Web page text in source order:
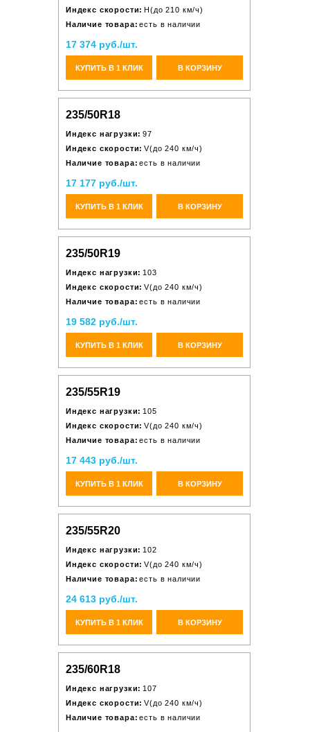
Индекс скорости: H(до 210 км/ч)
Наличие товара: есть в наличии
17 374 руб./шт.
КУПИТЬ В 1 КЛИК В КОРЗИНУ
235/50R18
Индекс нагрузки: 97
Индекс скорости: V(до 240 км/ч)
Наличие товара: есть в наличии
17 177 руб./шт.
КУПИТЬ В 1 КЛИК В КОРЗИНУ
235/50R19
Индекс нагрузки: 103
Индекс скорости: V(до 240 км/ч)
Наличие товара: есть в наличии
19 582 руб./шт.
КУПИТЬ В 1 КЛИК В КОРЗИНУ
235/55R19
Индекс нагрузки: 105
Индекс скорости: V(до 240 км/ч)
Наличие товара: есть в наличии
17 443 руб./шт.
КУПИТЬ В 1 КЛИК В КОРЗИНУ
235/55R20
Индекс нагрузки: 102
Индекс скорости: V(до 240 км/ч)
Наличие товара: есть в наличии
24 613 руб./шт.
КУПИТЬ В 1 КЛИК В КОРЗИНУ
235/60R18
Индекс нагрузки: 107
Индекс скорости: V(до 240 км/ч)
Наличие товара: есть в наличии